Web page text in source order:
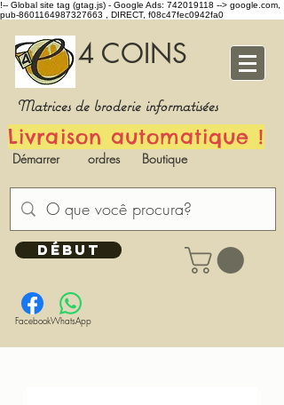
!-- Global site tag (gtag.js) - Google Ads: 742019118 --> google.com,
pub-8601164987327663 , DIRECT, f08c47fec0942fa0
4 COINS
Matrices de broderie informatisées
Livraison automatique !
Démarrer ordres Boutique
DÉBUT
FacebookWhatsApp